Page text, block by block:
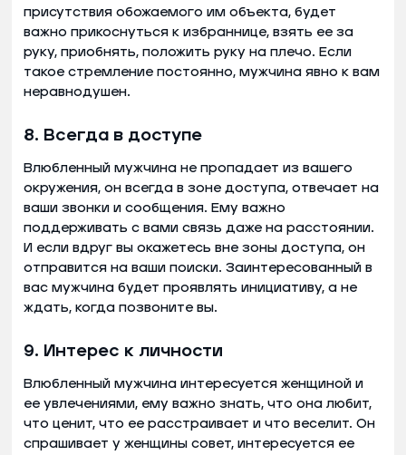
присутствия обожаемого им объекта, будет
важно прикоснуться к избраннице, взять ее за
руку, приобнять, положить руку на плечо. Если
такое стремление постоянно, мужчина явно к вам
неравнодушен.
8. Всегда в доступе
Влюбленный мужчина не пропадает из вашего
окружения, он всегда в зоне доступа, отвечает на
ваши звонки и сообщения. Ему важно
поддерживать с вами связь даже на расстоянии.
И если вдруг вы окажетесь вне зоны доступа, он
отправится на ваши поиски. Заинтересованный в
вас мужчина будет проявлять инициативу, а не
ждать, когда позвоните вы.
9. Интерес к личности
Влюбленный мужчина интересуется женщиной и
ее увлечениями, ему важно знать, что она любит,
что ценит, что ее расстраивает и что веселит. Он
спрашивает у женщины совет, интересуется ее